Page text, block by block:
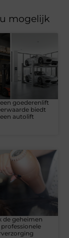
mogelijk
goederenlift
biedt
autolift
de geheimen